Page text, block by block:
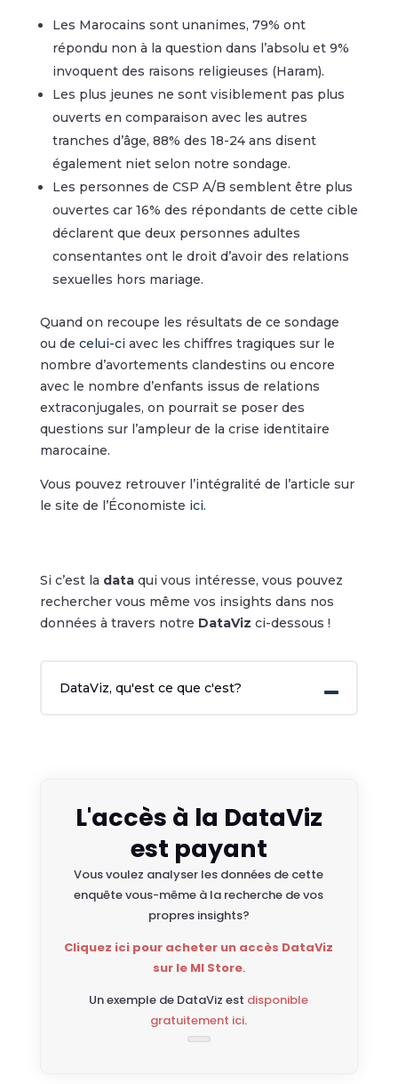
Les Marocains sont unanimes, 79% ont
répondu non à la question dans l’absolu et 9%
invoquent des raisons religieuses (Haram).
Les plus jeunes ne sont visiblement pas plus
ouverts en comparaison avec les autres
tranches d’âge, 88% des 18-24 ans disent
également niet selon notre sondage.
Les personnes de CSP A/B semblent être plus
ouvertes car 16% des répondants de cette cible
déclarent que deux personnes adultes
consentantes ont le droit d’avoir des relations
sexuelles hors mariage.
Quand on recoupe les résultats de ce sondage
ou de celui-ci avec les chiffres tragiques sur le
nombre d’avortements clandestins ou encore
avec le nombre d’enfants issus de relations
extraconjugales, on pourrait se poser des
questions sur l’ampleur de la crise identitaire
marocaine.
Vous pouvez retrouver l’intégralité de l’article sur
le site de l’Économiste ici.
Si c’est la dataqui vous intéresse, vous pouvez
rechercher vous même vos insights dans nos
données à travers notre DataViz ci-dessous !
DataViz, qu'est ce que c'est?
L'accès à la DataViz
est payant
Vous voulez analyser les données de cette
enquête vous-même à la recherche de vos
propres insights?
Cliquez ici pour acheter un accès DataViz
sur le MI Store.
Un exemple de DataViz est disponible
gratuitement ici.